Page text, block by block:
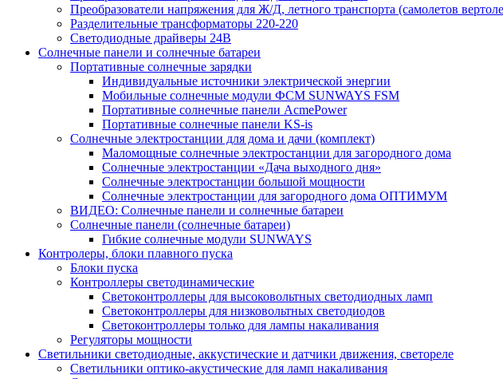
Преобразователи напряжения для Ж/Д, летного транспорта (самолетов
Разделительные трансформаторы 220-220
Светодиодные драйверы 24В
Солнечные панели и солнечные батареи
Портативные солнечные зарядки
Индивидуальные источники электрической энергии
Мобильные солнечные модули ФСМ SUNWAYS FSM
Портативные солнечные панели AcmePower
Портативные солнечные панели KS-is
Солнечные электростанции для дома и дачи (комплект)
Маломощные солнечные электростанции для загородного дома
Солнечные электростанции «Дача выходного дня»
Солнечные электростанции большой мощности
Солнечные электростанции для загородного дома ОПТИМУМ
ВИДЕО: Солнечные панели и солнечные батареи
Солнечные панели (солнечные батареи)
Гибкие солнечные модули SUNWAYS
Контролеры, блоки плавного пуска
Блоки пуска
Контроллеры светодинамические
Светоконтроллеры для высоковольтных светодиодных ламп
Светоконтроллеры для низковольтных светодиодов
Светоконтроллеры только для лампы накаливания
Регуляторы мощности
Светильники светодиодные, аккустические и датчики движения, светореле
Светильники оптико-акустические для ламп накаливания